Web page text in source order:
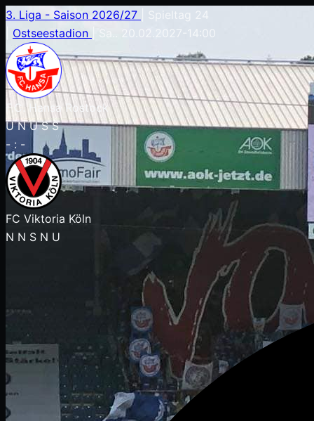
3. Liga - Saison 2026/27
Spieltag 24
Ostseestadion Sa.. 20.02.2027 14:00
F.C. Hansa Rostock
UNUSS
- : -
FC Viktoria Köln
N N S N U